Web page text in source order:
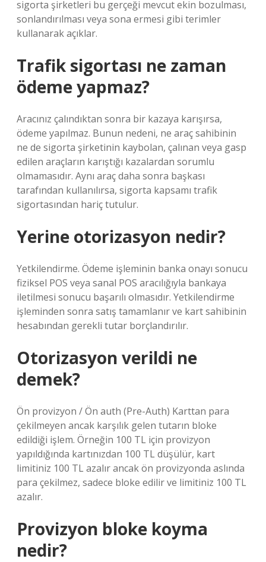
sigorta şirketleri bu gerçeği mevcut ekin bozulması,
sonlandırılması veya sona ermesi gibi terimler
kullanarak açıklar.
Trafik sigortası ne zaman
ödeme yapmaz?
Aracınız çalındıktan sonra bir kazaya karışırsa,
ödeme yapılmaz. Bunun nedeni, ne araç sahibinin
ne de sigorta şirketinin kaybolan, çalınan veya gasp
edilen araçların karıştığı kazalardan sorumlu
olmamasıdır. Aynı araç daha sonra başkası
tarafından kullanılırsa, sigorta kapsamı trafik
sigortasından hariç tutulur.
Yerine otorizasyon nedir?
Yetkilendirme. Ödeme işleminin banka onayı sonucu
fiziksel POS veya sanal POS aracılığıyla bankaya
iletilmesi sonucu başarılı olmasıdır. Yetkilendirme
işleminden sonra satış tamamlanır ve kart sahibinin
hesabından gerekli tutar borçlandırılır.
Otorizasyon verildi ne
demek?
Ön provizyon / Ön auth (Pre-Auth) Karttan para
çekilmeyen ancak karşılık gelen tutarın bloke
edildiği işlem. Örneğin 100 TL için provizyon
yapıldığında kartınızdan 100 TL düşülür, kart
limitiniz 100 TL azalır ancak ön provizyonda aslında
para çekilmez, sadece bloke edilir ve limitiniz 100 TL
azalır.
Provizyon bloke koyma
nedir?